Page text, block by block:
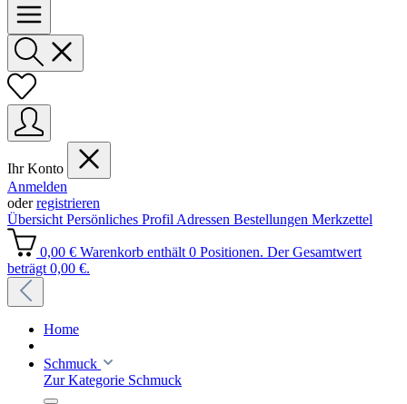
Ihr Konto
Anmelden
oderregistrieren
Übersicht Persönliches Profil Adressen Bestellungen Merkzettel
0,00 € Warenkorb enthält 0 Positionen. Der Gesamtwert
beträgt 0,00 €.
Home
Schmuck
Zur Kategorie Schmuck